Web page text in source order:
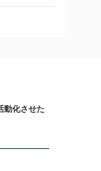
動化させた